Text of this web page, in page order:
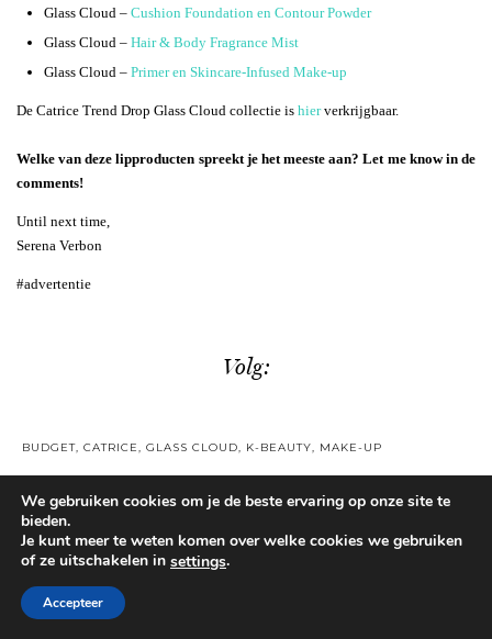
Glass Cloud – Cushion Foundation en Contour Powder
Glass Cloud – Hair & Body Fragrance Mist
Glass Cloud – Primer en Skincare-Infused Make-up
De Catrice Trend Drop Glass Cloud collectie is hierverkrijgbaar.
Welke van deze lipproducten spreekt je het meeste aan? Let me know in de
comments!
Until next time,
Serena Verbon
#advertentie
Volg:
BUDGET, CATRICE, GLASS CLOUD, K-BEAUTY, MAKE-UP
VORIGE BERICHT
CATRICE GLASS CLOUD HAIR
& BODY FRAGRANCE MIST
We gebruiken cookies om je de beste ervaring op onze site te
bieden.
Je kunt meer te weten komen over welke cookies we gebruiken
of ze uitschakelen in settings.
Accepteer